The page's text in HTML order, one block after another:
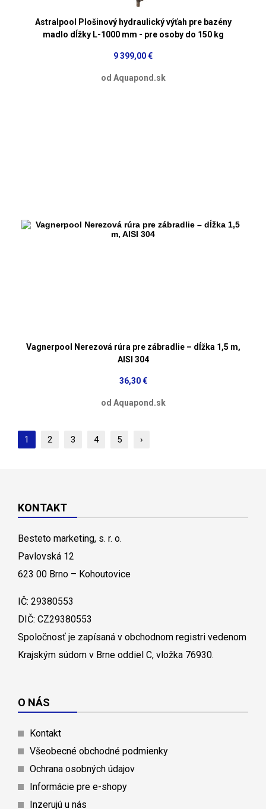
Astralpool Plošinový hydraulický výťah pre bazény
madlo dĺžky L-1000 mm - pre osoby do 150 kg
9 399,00 €
od Aquapond.sk
Vagnerpool Nerezová rúra pre zábradlie – dĺžka 1,5 m,
AISI 304
36,30 €
od Aquapond.sk
1 2 3 4 5 ›
KONTAKT
Besteto marketing, s. r. o.
Pavlovská 12
623 00 Brno – Kohoutovice
IČ: 29380553
DIČ: CZ29380553
Spoločnosť je zapísaná v obchodnom registri vedenom
Krajským súdom v Brne oddiel C, vložka 76930.
O NÁS
Kontakt
Všeobecné obchodné podmienky
Ochrana osobných údajov
Informácie pre e-shopy
Inzerujú u nás